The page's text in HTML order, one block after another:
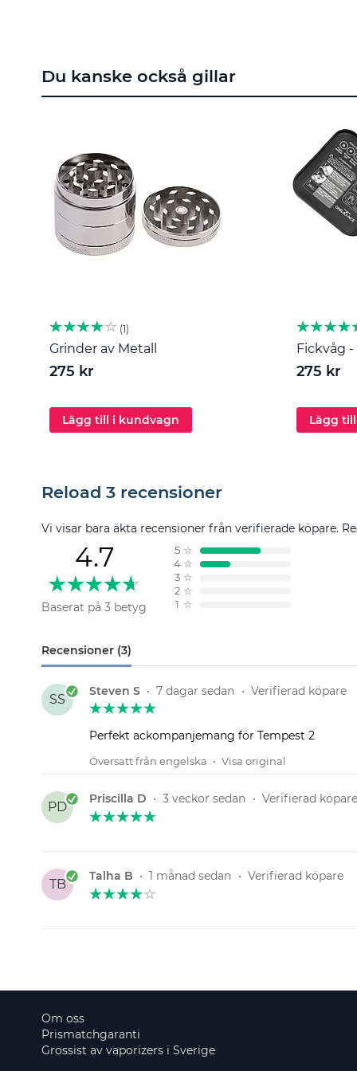
Du kanske också gillar
1
Grinder av Metall
275 kr
Lägg till i kundvagn
Fickvåg -
275 kr
Lägg
Reload 3 recensioner
Vi visar bara äkta recensioner från verifierade köpare.
4.7
Baserat på 3 betyg
5 ☆
4 ☆
3 ☆
2 ☆
1 ☆
Recensioner (3)
SS
Steven S • 7 dagar sedan • Verifierad köpare
Perfekt ackompanjemang för Tempest 2
Översatt från engelska • Visa original
PD
Priscilla D • 3 veckor sedan • Verifierad köpare
TB
Talha B • 1 månad sedan • Verifierad köpare
Om oss
Prismatchgaranti
Grossist av vaporizers i Sverige